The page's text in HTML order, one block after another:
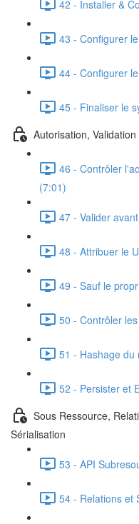
42 - Installer &
43 - Configurer
44 - Configurer
45 - Finaliser le
Autorisation,
46 - Contrôler
(7:01)
47 - Valider
48 - Attribuer le
49 - Sauf le
50 - Contrôler
51 - Hashage du
52 - Persister et
Sous Ressource,
Sérialisation
53 - API
54 - Relations et